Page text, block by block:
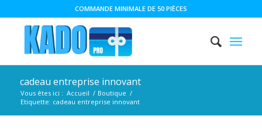
COMMANDE MINIMALE DE 50 PIÈCES
cadeau entreprise innovant
Vous êtes ici : Accueil / Boutique /
Etiquette: cadeau entreprise innovant